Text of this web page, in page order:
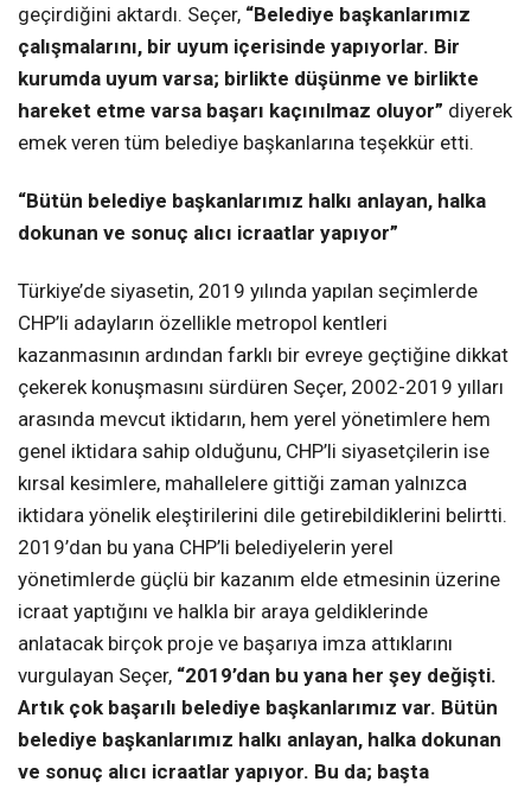
geçirdiğini aktardı. Seçer, “Belediye başkanlarımız
çalışmalarını, bir uyum içerisinde yapıyorlar. Bir
kurumda uyum varsa; birlikte düşünme ve birlikte
hareket etme varsa başarı kaçınılmaz oluyor” diyerek
emek veren tüm belediye başkanlarına teşekkür etti.
“Bütün belediye başkanlarımız halkı anlayan, halka
dokunan ve sonuç alıcı icraatlar yapıyor”
Türkiye’de siyasetin, 2019 yılında yapılan seçimlerde
CHP’li adayların özellikle metropol kentleri
kazanmasının ardından farklı bir evreye geçtiğine dikkat
çekerek konuşmasını sürdüren Seçer, 2002-2019 yılları
arasında mevcut iktidarın, hem yerel yönetimlere hem
genel iktidara sahip olduğunu, CHP’li siyasetçilerin ise
kırsal kesimlere, mahallelere gittiği zaman yalnızca
iktidara yönelik eleştirilerini dile getirebildiklerini belirtti.
2019’dan bu yana CHP’li belediyelerin yerel
yönetimlerde güçlü bir kazanım elde etmesinin üzerine
icraat yaptığını ve halkla bir araya geldiklerinde
anlatacak birçok proje ve başarıya imza attıklarını
vurgulayan Seçer, “2019’dan bu yana her şey değişti.
Artık çok başarılı belediye başkanlarımız var. Bütün
belediye başkanlarımız halkı anlayan, halka dokunan
ve sonuç alıcı icraatlar yapıyor. Bu da; başta